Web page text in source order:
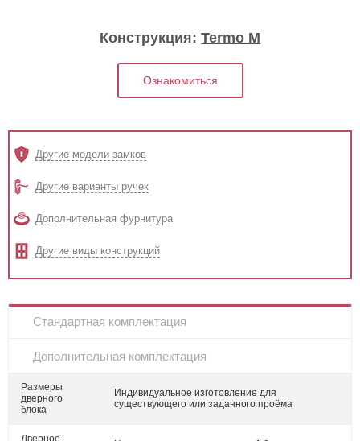
Конструкция: Termo M
Ознакомиться
Другие модели замков
Другие варианты ручек
Дополнительная фурнитура
Другие виды конструкций
Стандартная комплектация
Дополнительная комплектация
Размеры
дверного
блока
Индивидуальное изготовление для
существующего или заданного проёма
Дверное